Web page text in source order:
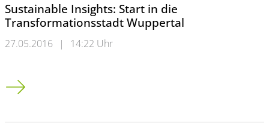
Sustainable Insights: Start in die
Transformationsstadt Wuppertal
27.05.2016 | 14:22 Uhr
Sustainable Insights: Start in die Transformationsstadt